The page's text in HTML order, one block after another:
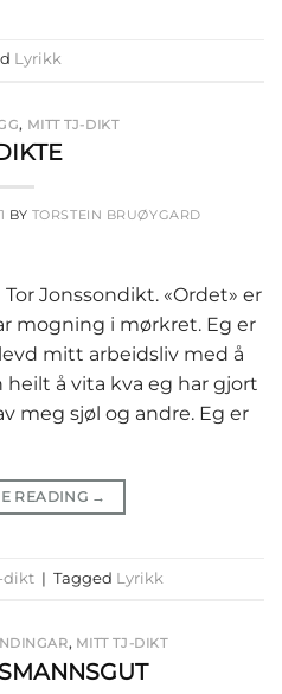
Lyrikk
, MITT TJ-DIKT
BY TORSTEIN BRUØYGARD
Jonssondikt. «Ordet» er
mogning i mørkret. Eg er
mitt arbeidsliv med å
å vita kva eg har gjort
meg sjøl og andre. Eg er
READING →
dikt | Tagged Lyrikk
, MITT TJ-DIKT